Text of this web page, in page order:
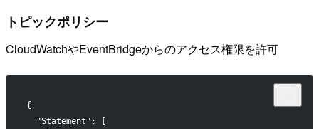
トピックポリシー
CloudWatchやEventBridgeからのアクセス権限を許可
{
  "Statement": [